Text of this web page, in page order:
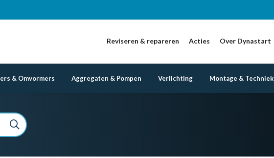
Reviseren & repareren Acties Over Dynastart
& Omvormers Aggregaten & Pompen Verlichting Montage & Techniek